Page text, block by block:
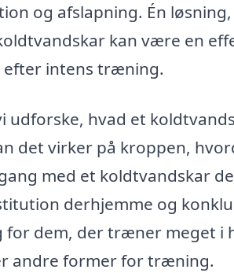
og afslapning. Én
kan være en
efter intens træning.
udforske, hvad et
det virker på kroppen,
med et koldtvandskar
derhjemme og
for dem, der træner meget i
andre former for træning.